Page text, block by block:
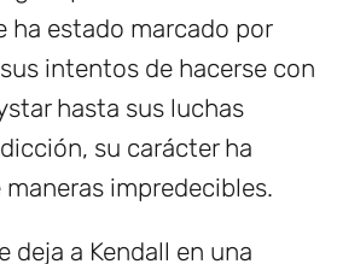
ha estado marcado por
intentos de hacerse con
hasta sus luchas
su carácter ha
impredecibles.
deja a Kendall en una